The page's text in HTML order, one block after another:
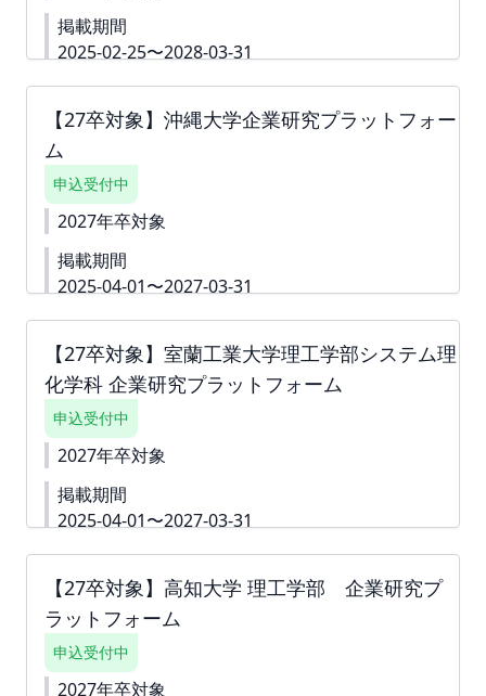
求書は掲載が確定した月末に発行いたします。 ツ
ナガリへアップロードいたしますので、ダウンロー
お支払い締切は翌月末でございます。
掲載期間
2025-02-25〜2028-03-31
詳細資料https://second-
campus.net/upload/freepage/67abf7e4e2ca7.pdf
下書き機能はございません。 「回答内容を学生に公
開しない」というチェック付きの質問は 「ダミー」
や「000」などをご入力いただき、 「回答内容を学
生に公開しない」というチェックボックスへチェッ
クをしてお申込みを進めていただくことも可能で
求書は掲載が確定した月末に発行いたします。 ツ
ナガリへアップロードいたしますので、ダウンロー
お支払い締切は翌月末でございます。
【27卒対象】沖縄大学企業研究プラットフォー
ム
申込受付中
2027年卒対象
掲載期間
2025-04-01〜2027-03-31
詳細資料https://second-
campus.net/upload/freepage/679b13525fbbd.pdf
下書き機能はございません。 「回答内容を学生に公
開しない」というチェック付きの質問は 「ダミー」
や「000」などをご入力いただき、 「回答内容を学
生に公開しない」というチェックボックスへチェッ
クをしてお申込みを進めていただくことも可能で
求書は掲載が確定した月末に発行いたします。 ツ
ナガリへアップロードいたしますので、ダウンロー
お支払い締切は翌月末でございます。
【27卒対象】室蘭工業大学理工学部システム理
化学科 企業研究プラットフォーム
申込受付中
2027年卒対象
掲載期間
2025-04-01〜2027-03-31
詳細資料https://second-
campus.net/upload/freepage/679c69b62f1bd.pdf
下書き機能はございません。 「回答内容を学生に公
開しない」というチェック付きの質問は 「ダミー」
や「000」などをご入力いただき、 「回答内容を学
生に公開しない」というチェックボックスへチェッ
クをしてお申込みを進めていただくことも可能で
【27卒対象】高知大学 理工学部 企業研究プ
ラットフォーム
申込受付中
2027年卒対象